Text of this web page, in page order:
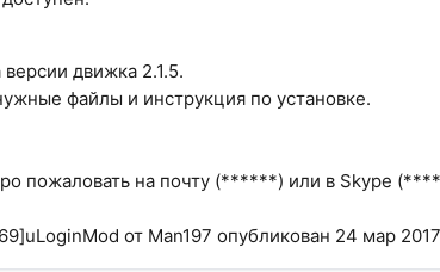
движка 2.1.5.
файлы и инструкция по установке.
пожаловать на почту (******) или в Skype
от Man197 опубликован 24 мар